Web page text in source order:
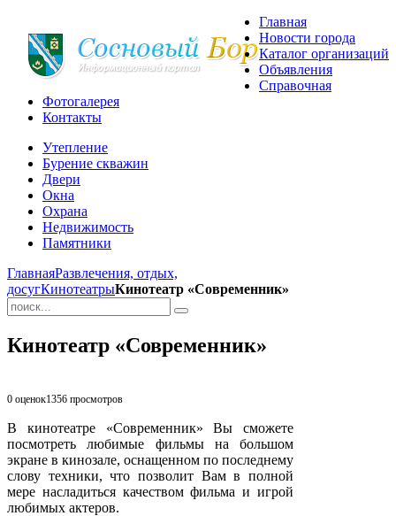
Главная
Новости города
Каталог организаций
Объявления
Справочная
Фотогалерея
Контакты
Утепление
Бурение скважин
Двери
Окна
Охрана
Недвижимость
Памятники
ГлавнаяРазвлечения, отдых,
досугКинотеатрыКинотеатр «Современник»
Кинотеатр «Современник»
0 оценок1356 просмотров
В кинотеатре «Современник» Вы сможете
посмотреть любимые фильмы на большом
экране в кинозале, оснащенном по последнему
слову техники, что позволит Вам в полной
мере насладиться качеством фильма и игрой
любимых актеров.